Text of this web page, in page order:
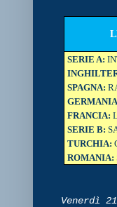
SERIE A:
SPAGNA:
FRANCIA:
SERIE B:
TURCHIA:
ROMANIA:
Venerdì 21